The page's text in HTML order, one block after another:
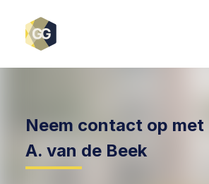
Neem contact op met
A. van de Beek